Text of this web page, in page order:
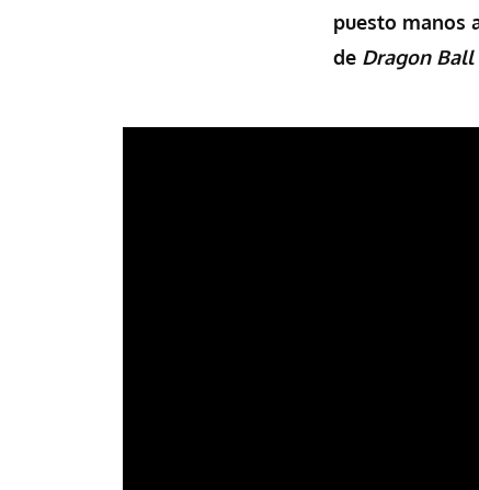
puesto manos
de Dragon Ball